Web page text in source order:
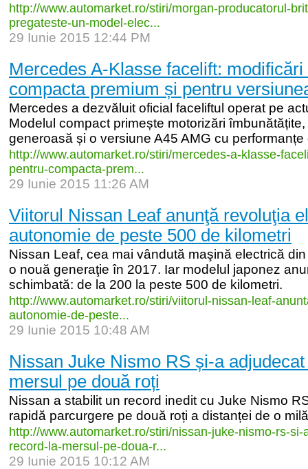
http://www.automarket.ro/stiri/morgan-producatorul-
pregateste-un-model-elec...
29 Iunie 2015 12:44 PM
Mercedes A-Klasse facelift:
compacta premium și pentru
Mercedes a dezvăluit oficial faceliftul operat pe
Modelul compact primește motorizări
generoasă și o versiune A45 AMG cu performanțe
http://www.automarket.ro/stiri/mercedes-a-klasse-
pentru-compacta-prem...
29 Iunie 2015 11:26 AM
Viitorul Nissan Leaf anunţă revoluţia
autonomie de peste 500 de kilometri
Nissan Leaf, cea mai vândută maşină electrică
o nouă generaţie în 2017. Iar modelul japonez
schimbată: de la 200 la peste 500 de kilometri.
http://www.automarket.ro/stiri/viitorul-nissan- leaf-
autonomie-de-peste...
29 Iunie 2015 10:48 AM
Nissan Juke Nismo RS și-a
mersul pe două roți
Nissan a stabilit un record inedit cu Juke Nismo
rapidă parcurgere pe două roți a distanței de o
http://www.automarket.ro/stiri/nissan-juke-nismo-rs-si-
record- la-mersul-pe-doua-r...
29 Iunie 2015 10:12 AM